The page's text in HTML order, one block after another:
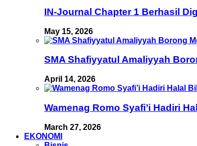
IN-Journal Chapter 1 Berhasil
May 15, 2026
SMA Shafiyyatul Amaliyyah
April 14, 2026
Wamenag Romo Syafi’i Hadiri
March 27, 2026
EKONOMI